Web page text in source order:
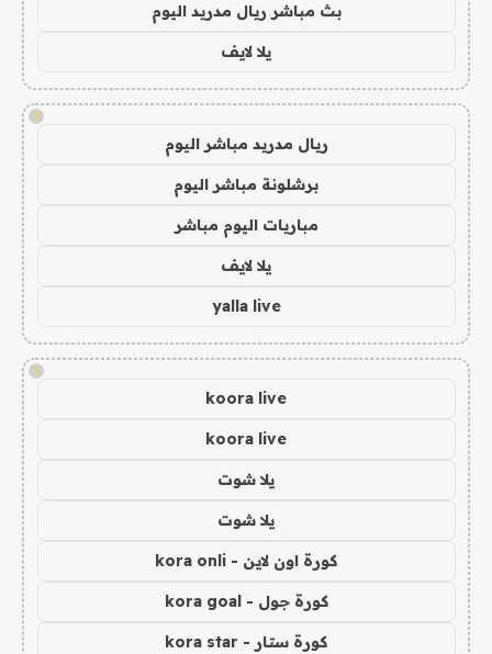
بث مباشر ريال مدريد اليوم
يلا لايف
!
ريال مدريد مباشر اليوم
برشلونة مباشر اليوم
مباريات اليوم مباشر
يلا لايف
yalla live
!
koora live
koora live
يلا شوت
يلا شوت
كورة اون لاين - kora onli
كورة جول - kora goal
كورة ستار - kora star